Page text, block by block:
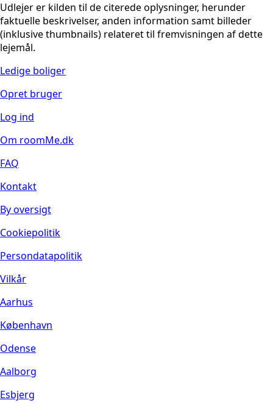
Udlejer er kilden til de citerede oplysninger, herunder
faktuelle beskrivelser, anden information samt billeder
(inklusive thumbnails) relateret til fremvisningen af dette
lejemål.
Ledige boliger
Opret bruger
Log ind
Om roomMe.dk
FAQ
Kontakt
By oversigt
Cookiepolitik
Persondatapolitik
Vilkår
Aarhus
København
Odense
Aalborg
Esbjerg